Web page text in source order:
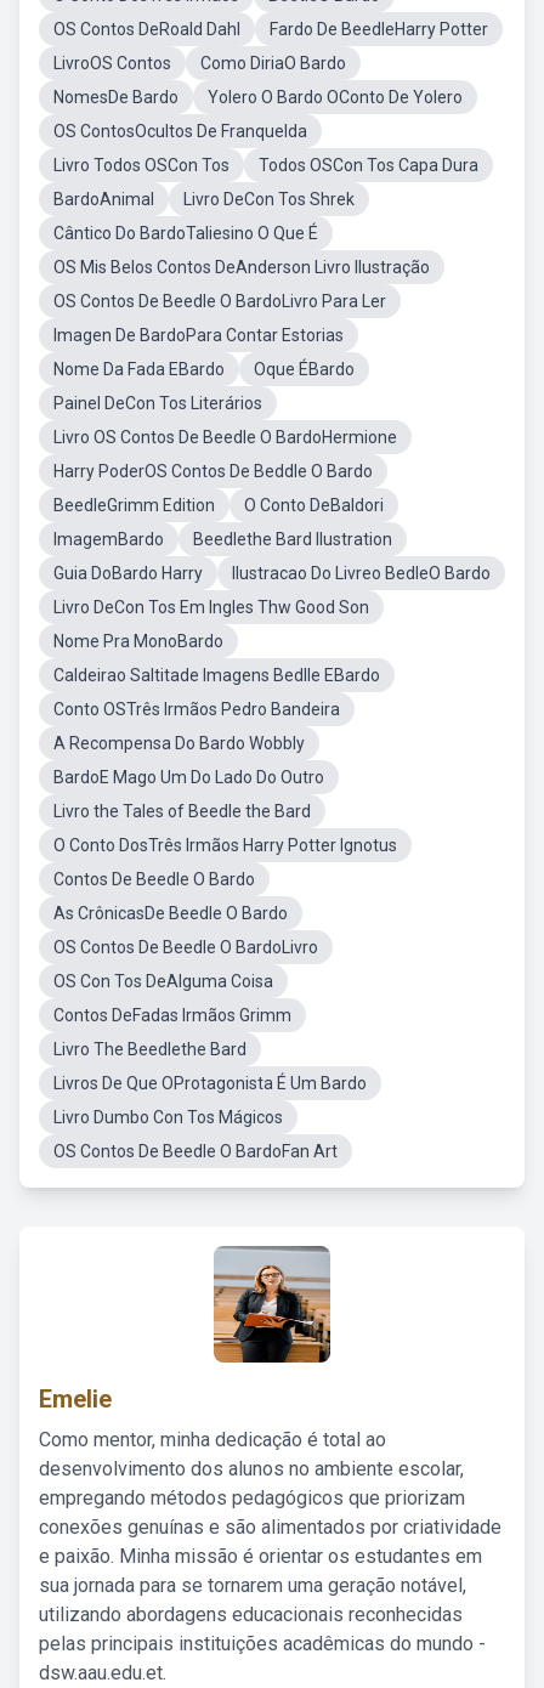
OS Contos DeRoald Dahl
Fardo De BeedleHarry Potter
LivroOS Contos
Como DiriaO Bardo
NomesDe Bardo
Yolero O Bardo OConto De Yolero
OS ContosOcultos De Franquelda
Livro Todos OSCon Tos
Todos OSCon Tos Capa Dura
BardoAnimal
Livro DeCon Tos Shrek
Cântico Do BardoTaliesino O Que É
OS Mis Belos Contos DeAnderson Livro Ilustração
OS Contos De Beedle O BardoLivro Para Ler
Imagen De BardoPara Contar Estorias
Nome Da Fada EBardo
Oque ÉBardo
Painel DeCon Tos Literários
Livro OS Contos De Beedle O BardoHermione
Harry PoderOS Contos De Beddle O Bardo
BeedleGrimm Edition
O Conto DeBaldori
ImagemBardo
Beedlethe Bard Ilustration
Guia DoBardo Harry
Ilustracao Do Livreo BedleO Bardo
Livro DeCon Tos Em Ingles Thw Good Son
Nome Pra MonoBardo
Caldeirao Saltitade Imagens Bedlle EBardo
Conto OSTrês Irmãos Pedro Bandeira
A Recompensa Do Bardo Wobbly
BardoE Mago Um Do Lado Do Outro
Livro the Tales of Beedle the Bard
O Conto DosTrês Irmãos Harry Potter Ignotus
Contos De Beedle O Bardo
As CrônicasDe Beedle O Bardo
OS Contos De Beedle O BardoLivro
OS Con Tos DeAlguma Coisa
Contos DeFadas Irmãos Grimm
Livro The Beedlethe Bard
Livros De Que OProtagonista É Um Bardo
Livro Dumbo Con Tos Mágicos
OS Contos De Beedle O BardoFan Art
Emelie
Como mentor, minha dedicação é total ao
desenvolvimento dos alunos no ambiente escolar,
empregando métodos pedagógicos que priorizam
conexões genuínas e são alimentados por criatividade
e paixão. Minha missão é orientar os estudantes em
sua jornada para se tornarem uma geração notável,
utilizando abordagens educacionais reconhecidas
pelas principais instituições acadêmicas do mundo -
dsw.aau.edu.et.